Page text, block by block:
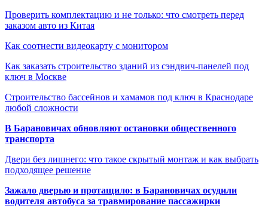
Проверить комплектацию и не только: что смотреть перед
заказом авто из Китая
Как соотнести видеокарту с монитором
Как заказать строительство зданий из сэндвич-панелей под
ключ в Москве
Строительство бассейнов и хамамов под ключ в Краснодаре
любой сложности
В Барановичах обновляют остановки общественного
транспорта
Двери без лишнего: что такое скрытый монтаж и как выбрать
подходящее решение
Зажало дверью и протащило: в Барановичах осудили
водителя автобуса за травмирование пассажирки